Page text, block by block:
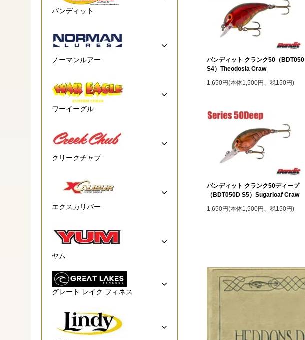
バンディット クランク50（BDT050
S4）Theodosia Craw
1,650円(本体1,500円、税150円)
バンディット クランク50ディープ
（BDT050D S5）Sugarloaf Craw
1,650円(本体1,500円、税150円)
バンディット
ノーマンルアー
ワーイーグル
クリークチャブ
エクスカリバー
ヤム
グレート レイク フィネス